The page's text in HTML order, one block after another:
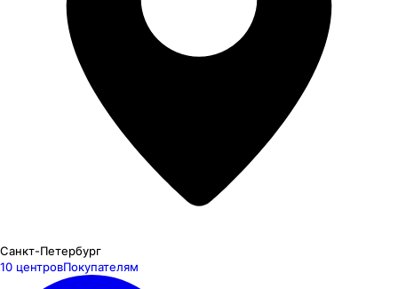
Санкт-Петербург
10 центровПокупателям